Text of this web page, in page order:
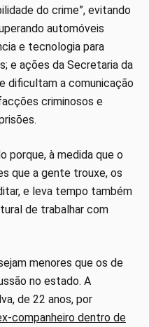
do crime”, evitando
automóveis
e tecnologia para
e ações da Secretaria da
dificultam a comunicação
criminosos e
porque, à medida que o
que a gente trouxe, os
e leva tempo também
de trabalhar com
menores que os de
no estado. A
de 22 anos, por
companheiro dentro de